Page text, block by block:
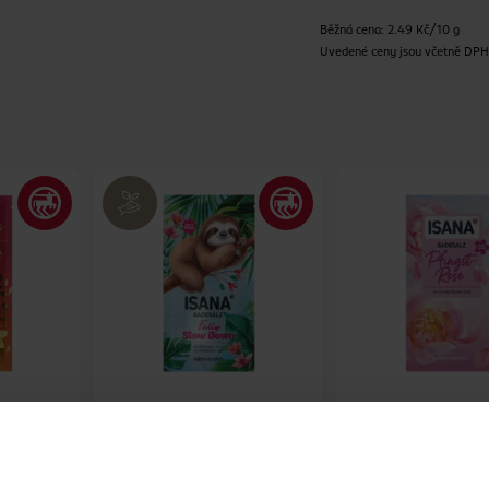
Běžná cena: 2.49 Kč/10 g
Uvedené ceny jsou včetně DPH